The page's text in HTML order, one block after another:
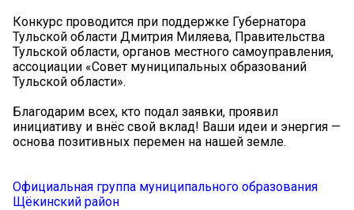
Конкурс проводится при поддержке Губернатора
Тульской области Дмитрия Миляева, Правительства
Тульской области, органов местного самоуправления,
ассоциации «Совет муниципальных образований
Тульской области».
Благодарим всех, кто подал заявки, проявил
инициативу и внёс свой вклад! Ваши идеи и энергия —
основа позитивных перемен на нашей земле.
Официальная группа муниципального образования
Щёкинский район